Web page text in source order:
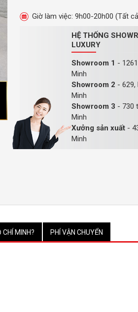
Giờ làm việc: 9h00-20h00 (Tất
HỆ THỐNG
LUXURY
Showroom 1 -
Minh
Showroom 2 - 629,
Minh
Showroom 3 - 730
Minh
Xưởng sản xuất -
Minh
CHÍ MINH? PHÍ VẬN CHUYỂN